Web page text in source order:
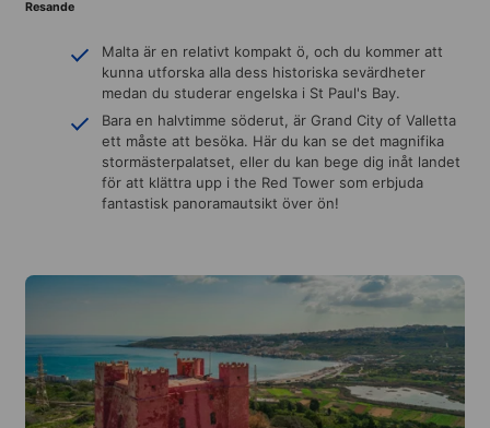
Resande
Malta är en relativt kompakt ö, och du kommer att
kunna utforska alla dess historiska sevärdheter
medan du studerar engelska i St Paul's Bay.
Bara en halvtimme söderut, är Grand City of Valletta
ett måste att besöka. Här du kan se det magnifika
stormästerpalatset, eller du kan bege dig inåt landet
för att klättra upp i the Red Tower som erbjuda
fantastisk panoramautsikt över ön!